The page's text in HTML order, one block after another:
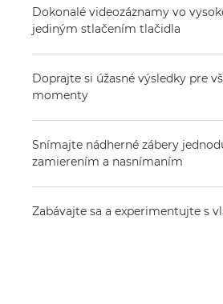
Dokonalé videozáznamy vo
jediným stlačením tlačidla
Doprajte si úžasné výsledky pre
momenty
Snímajte nádherné zábery
zamierením a nasnímaním
Zabávajte sa a experimentujte s